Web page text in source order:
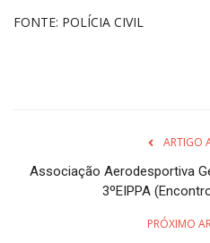
FONTE: POLÍCIA CIVIL
ARTIGO
Associação Aerodesportiva
3ºEIPPA
PRÓXIMO